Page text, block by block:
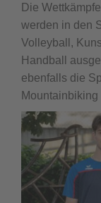
Die
werden in den
Volleyball,
Handball
ebenfalls die